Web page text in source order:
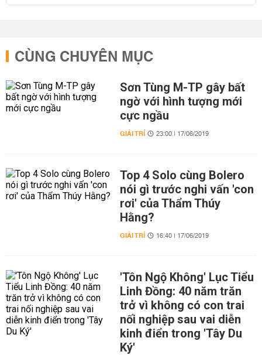
CÙNG CHUYÊN MỤC
Sơn Tùng M-TP gây bất
ngờ với hình tượng mới
cực ngầu
GIẢI TRÍ 23:00 | 17/06/2019
Top 4 Solo cùng Bolero
nói gì trước nghi vấn 'con
rơi' của Thẩm Thúy
Hằng?
GIẢI TRÍ 16:40 | 17/06/2019
'Tôn Ngộ Không' Lục Tiểu
Linh Đồng: 40 năm trăn
trở vì không có con trai
nối nghiệp sau vai diễn
kinh điển trong 'Tây Du
Ký'